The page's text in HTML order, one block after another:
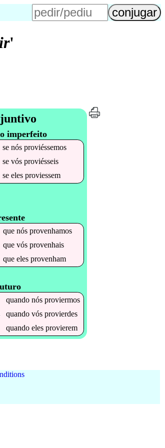
'
imperfeito
se nós proviéssemos
se vós proviésseis
se eles proviessem
que nós provenhamos
que vós provenhais
que eles provenham
quando nós proviermos
quando vós provierdes
quando eles provierem